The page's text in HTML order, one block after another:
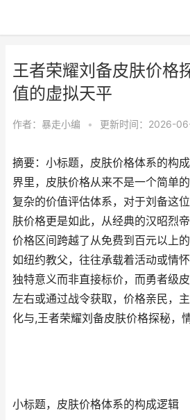
王者荣耀刘备皮肤价格
值的虚拟天平
作者： 暴走小编 • 更新时间：2026-
摘要：小标题，皮肤价格体系的构
界里，皮肤价格从来不是一个简单
复杂的价值评估体系，对于刘备这
肤价格更是如此，从经典的汉昭烈
价格区间跨越了从免费到百元以上
如纽约教父，往往承载着活动或情
独特意义而非直接标价，而勇者级
左右或通过战令获取，价格亲民，
化与,王者荣耀刘备皮肤价格探秘，
小标题，皮肤价格体系的构成逻辑